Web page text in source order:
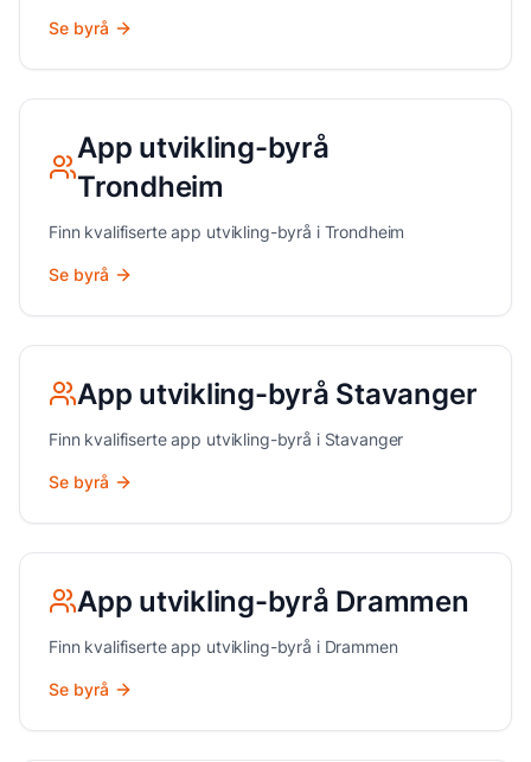
Se byrå
App utvikling-byrå
Trondheim
Finn kvalifiserteapp utvikling-byrå i Trondheim
Se byrå
App utvikling-byrå Stavanger
Finn kvalifiserteapp utvikling-byrå i Stavanger
Se byrå
App utvikling-byrå Drammen
Finn kvalifiserteapp utvikling-byrå i Drammen
Se byrå